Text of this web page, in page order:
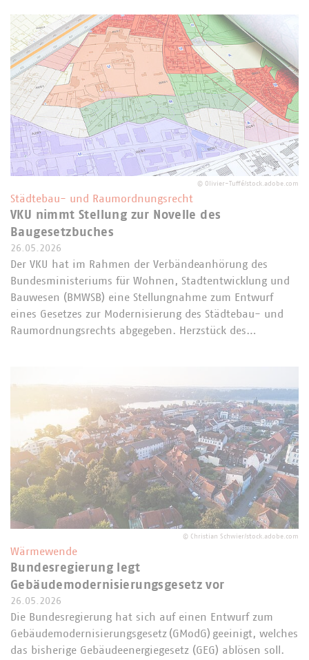
© Olivier-Tuffé/stock.adobe.com
Städtebau- und Raumordnungsrecht
VKU nimmt Stellung zur Novelle des
Baugesetzbuches
26.05.2026
Der VKU hat im Rahmen der Verbändeanhörung des
Bundesministeriums für Wohnen, Stadtentwicklung und
Bauwesen (BMWSB) eine Stellungnahme zum Entwurf
eines Gesetzes zur Modernisierung des Städtebau- und
Raumordnungsrechts abgegeben. Herzstück des…
© Christian Schwier/stock.adobe.com
Wärmewende
Bundesregierung legt
Gebäudemodernisierungsgesetz vor
26.05.2026
Die Bundesregierung hat sich auf einen Entwurf zum
Gebäudemodernisierungsgesetz (GModG) geeinigt, welches
das bisherige Gebäudeenergiegesetz (GEG) ablösen soll.